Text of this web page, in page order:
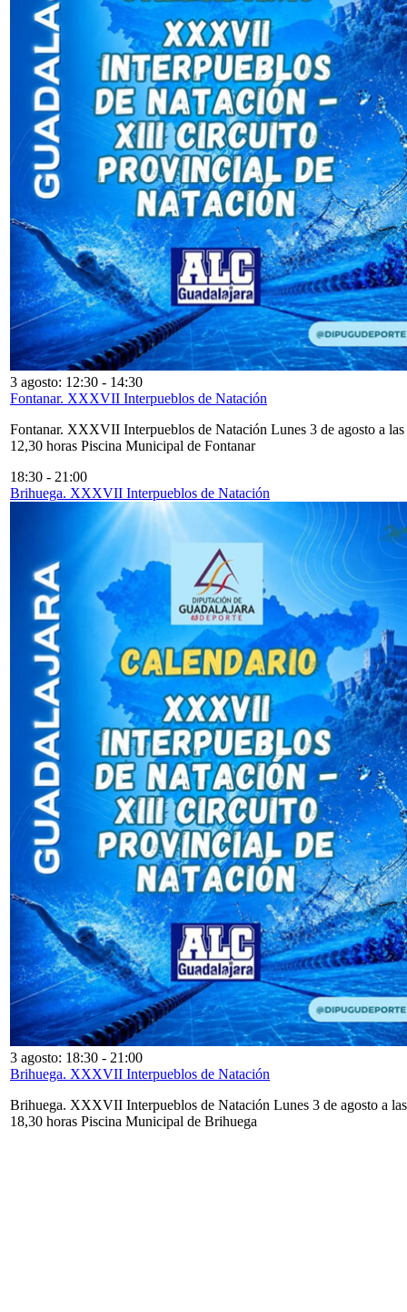
3 agosto: 12:30 - 14:30
Fontanar. XXXVII Interpueblos de Natación
Fontanar. XXXVII Interpueblos de Natación Lunes 3 de agosto a las
12,30 horas Piscina Municipal de Fontanar
18:30 - 21:00
Brihuega. XXXVII Interpueblos de Natación
3 agosto: 18:30 - 21:00
Brihuega. XXXVII Interpueblos de Natación
Brihuega. XXXVII Interpueblos de Natación Lunes 3 de agosto a las
18,30 horas Piscina Municipal de Brihuega